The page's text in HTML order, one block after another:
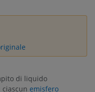
di liquido
emisfero